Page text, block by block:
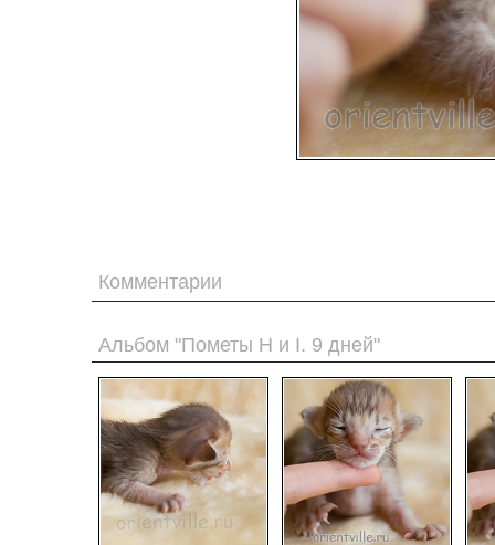
Комментарии
Альбом "Пометы H и I. 9 дней"